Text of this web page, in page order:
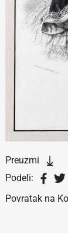
Preuzmi
Podeli:
Povratak na